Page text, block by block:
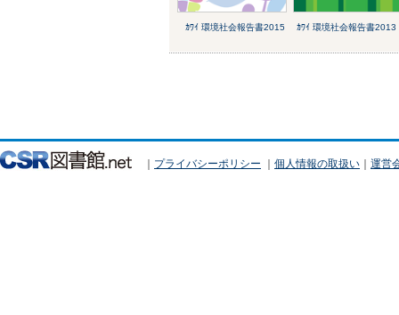
ｶﾜｲ 環境社会報告書2015 ｶﾜｲ 環境社会報告書2013
｜ プライバシーポリシー ｜ 個人情報の取扱い ｜ 運営